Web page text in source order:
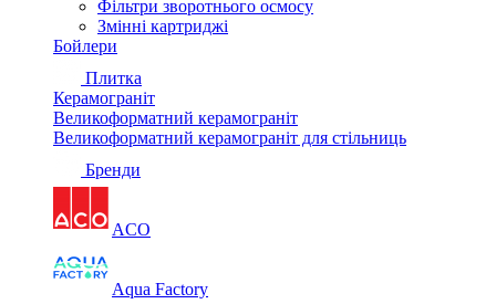
Фільтри зворотнього осмосу
Змінні картриджі
Бойлери
Плитка
Керамограніт
Великоформатний керамограніт
Великоформатний керамограніт для стільниць
Бренди
ACO
Aqua Factory